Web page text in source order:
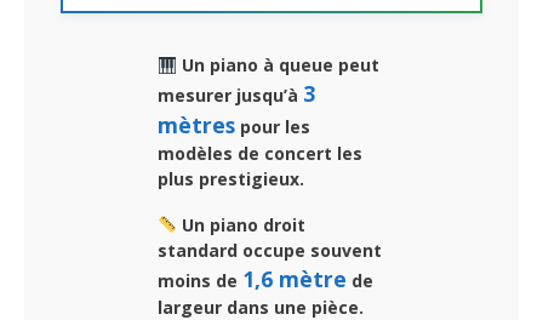
Un piano à queue peut
mesurer jusqu’à 3
mètres pour les
modèles de concert les
plus prestigieux.
Un piano droit
standard occupe souvent
moins de 1,6 mètre de
largeur dans une pièce.